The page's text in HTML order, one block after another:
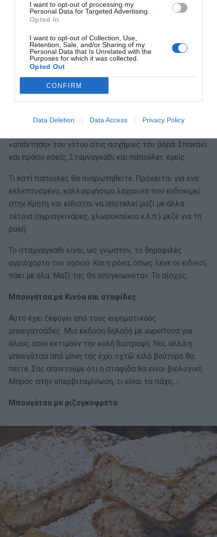
I want to opt-out of processing my
Personal Data for Targeted Advertising.
Opted In
I want to opt-out of Collection, Use,
Retention, Sale, and/or Sharing of my
Personal Data that Is Unrelated with the
Purposes for which it was collected.
Opted Out
CONFIRM
Data Deletion Data Access Privacy Policy
Κάποιοι λατρεύουν το ροκφόρ, αλλά αν δουν μούχλα στο
ψωμί αηδιάζουν. Βίτσια είναι κι αυτά. Για όλους αυτούς η
ροφκορόπιτα αποτελεί διαχρονικά μία διατροφική
έλλειψη. Αλλά ακόμα και αν κάποιος μερακλής κάλυπτε
αυτή την έλλειψη, κατασκευάζοντας ροκφορόπιτα, δεν
θα την ονόμαζε έτσι. Για να μας κάνει επιπλέον τα νεύρα
«απάντηση» του νότου στις ασχήμιες του βορά. Σπανάκι
και πράσο εσείς; Σταμναγκάθι και παπούλες εμείς.
Τι εστί παπούλες θα αναρωτηθείτε. Πρόκειται για ένα
εκλεπτυσμένο, καλλιεργήσιμo λαχανικό που ευδοκιμεί
στην Κρήτη και είθισται να αποτελεί μαζί με άλλα
τέτοια (αγριαγκινάρες, χλωροκούκια κ.λ.π.) μεζέ για τη
ρακή.
Το σταμναγκάθι είναι, ως γνωστόν, το δημοφιλές
αγριόχορτο του νησιού. Και η ρόκα, όπως λένε οι ειδικοί,
πάει με όλα. Μαζί της θα απογειωνόταν. Το αίσχος.
Μπουγάτσα με Κινόα και σταφίδες
Αυτό έχει ξεφύγει από τους ευρηματικούς
μπουγατσάδες. Μια έκδοση δηλαδή με superfood για
όλους όσοι εκτιμούν την καλή διατροφή. Ναι, αλλά η
μπουγάτσα από μόνη της έχει οχτώ κιλά βούτυρο θα
πείτε. Σας απαντούμε ότι η σταφίδα θα είναι βιολογική.
Μπρος στην υπερβιταμίνωση, τι είναι τα πάχη…;
Μπουγάτσα με ριζογκοφρέτα